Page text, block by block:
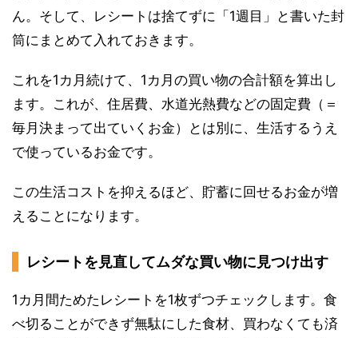
ん。そして、レシートは捨てずに「1週目」と書いた封
筒にまとめて入れておきます。
これを1カ月続けて、1カ月の買い物の合計額を算出し
ます。これが、住居費、水道光熱費などの固定費（＝
毎月決まって出ていくお金）とは別に、生活するうえ
で使っているお金です。
この生活コストを抑えるほど、貯蓄に回せるお金が増
えることになります。
レシートを見直してムダな買い物に見つけ出す
1カ月間ためたレシートを1枚ずつチェックします。食
べ切ることができず無駄にした食材、買わなくても済